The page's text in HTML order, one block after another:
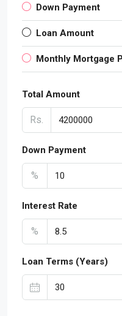
Down Payment
Loan Amount
Monthly Mortgage
Total Amount
Rs.
Down Payment
%
Interest Rate
%
Loan Terms (Years)